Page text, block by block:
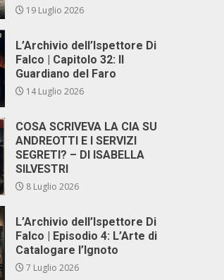
19 Luglio 2026
L’Archivio dell’Ispettore Di
Falco | Capitolo 32: Il
Guardiano del Faro
14 Luglio 2026
COSA SCRIVEVA LA CIA SU
ANDREOTTI E I SERVIZI
SEGRETI? – DI ISABELLA
SILVESTRI
8 Luglio 2026
L’Archivio dell’Ispettore Di
Falco | Episodio 4: L’Arte di
Catalogare l’Ignoto
7 Luglio 2026